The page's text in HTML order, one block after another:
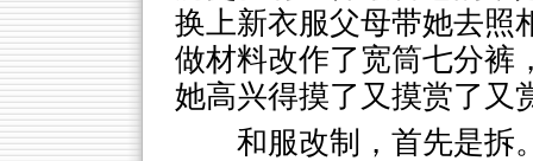
换上新衣服父母带她去照
做材料改作了宽筒七分裤
她高兴得摸了又摸赏了又
和服改制，首先是拆